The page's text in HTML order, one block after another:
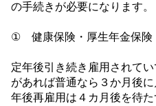
の手続きが必要になります。
① 健康保険・厚生年金保険
定年後引き続き雇用されて
があれば普通なら３か月後
年後再雇用は４カ月後を待